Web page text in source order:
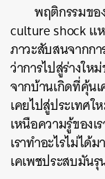
พฤติกรรมขอ
culture shock แห
ภาวะสับสนจากก
ว่าการไปสู่ร่างใ
จากบ้านเกิดที่คุ้น
เคยไปสู่ประเทศ
เหนือความรู้ของ
เราทำอะไรไม่ไ
เคเพชประสบมัน